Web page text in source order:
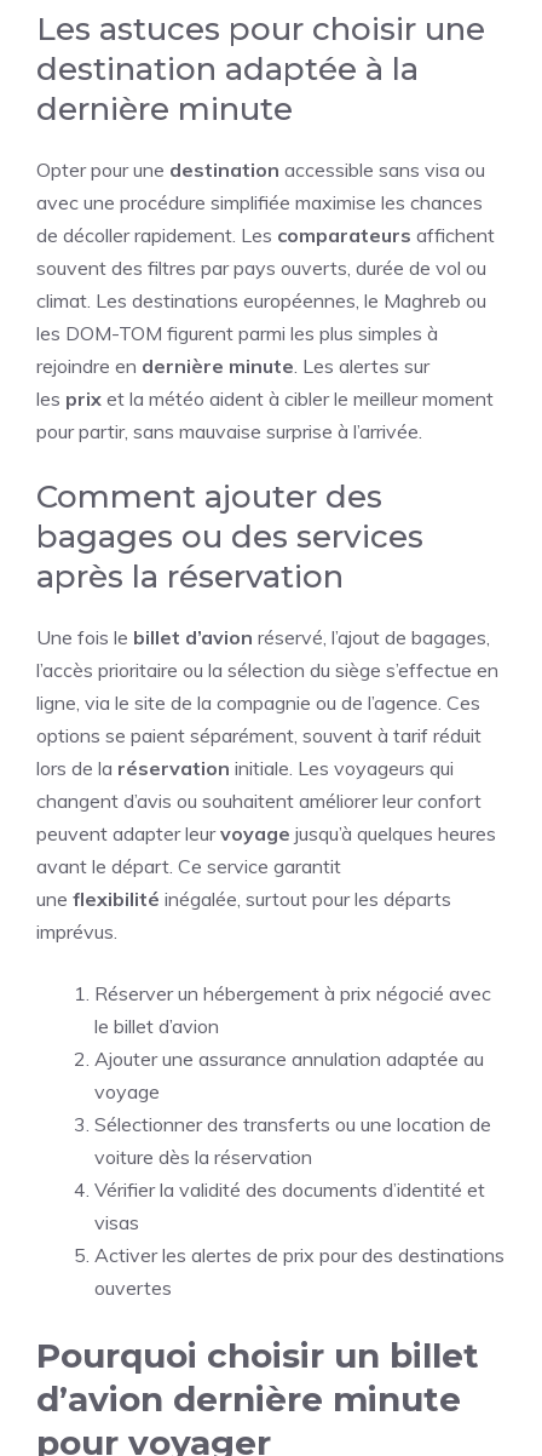
Les astuces pour choisir une
destination adaptée à la
dernière minute
Opter pour une destination accessible sans visa ou
avec une procédure simplifiée maximise les chances
de décoller rapidement. Les comparateurs affichent
souvent des filtres par pays ouverts, durée de vol ou
climat. Les destinations européennes, le Maghreb ou
les DOM-TOM figurent parmi les plus simples à
rejoindre en dernière minute . Les alertes sur
les prix et la météo aident à cibler le meilleur moment
pour partir, sans mauvaise surprise à l’arrivée.
Comment ajouter des
bagages ou des services
après la réservation
Une fois le billet d’avion réservé, l’ajout de bagages,
l’accès prioritaire ou la sélection du siège s’effectue en
ligne, via le site de la compagnie ou de l’agence. Ces
options se paient séparément, souvent à tarif réduit
lors de la réservation initiale. Les voyageurs qui
changent d’avis ou souhaitent améliorer leur confort
peuvent adapter leurvoyage jusqu’à quelques heures
avant le départ. Ce service garantit
une flexibilité inégalée, surtout pour les départs
imprévus.
Réserver un hébergement à prix négocié avec
le billet d’avion
Ajouter une assurance annulation adaptée au
voyage
Sélectionner des transferts ou une location de
voiture dès la réservation
Vérifier la validité des documents d’identité et
visas
Activer les alertes de prix pour des destinations
ouvertes
Pourquoi choisir un billet
d’avion dernière minute
pour voyager